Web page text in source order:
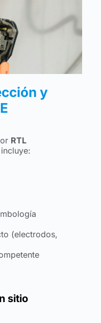
y
RTL
(electrodos,
sitio